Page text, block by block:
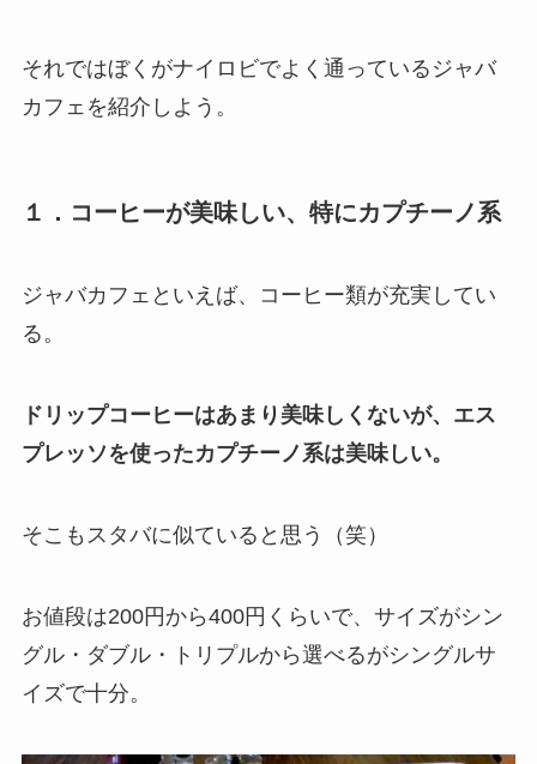
それではぼくがナイロビでよく通っているジャバ
カフェを紹介しよう。
１．コーヒーが美味しい、特にカプチーノ系
ジャバカフェといえば、コーヒー類が充実してい
る。
ドリップコーヒーはあまり美味しくないが、エス
プレッソを使ったカプチーノ系は美味しい。
そこもスタバに似ていると思う（笑）
お値段は200円から400円くらいで、サイズがシン
グル・ダブル・トリプルから選べるがシングルサ
イズで十分。